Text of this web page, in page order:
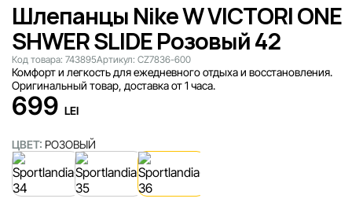
Шлепанцы Nike W VICTORI ONE
SHWER SLIDE Розовый 42
Код товара: 743895Артикул: CZ7836-600
Комфорт и легкость для ежедневного отдыха и восстановления.
Оригинальный товар, доставка от 1 часа.
699 LEI
ЦВЕТ: РОЗОВЫЙ